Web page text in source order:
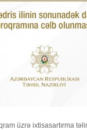
üzrə ixtisasartırma